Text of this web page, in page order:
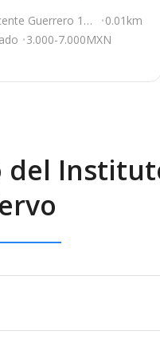
Guerrero 100
0.01km
3.000-7.000MXN
del